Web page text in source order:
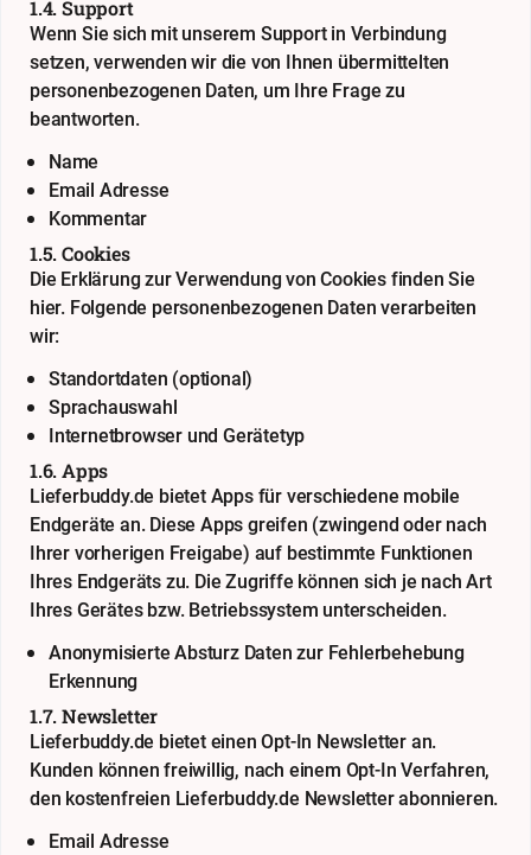
1.4. Support
Wenn Sie sich mit unserem Support in Verbindung
setzen, verwenden wir die von Ihnen übermittelten
personenbezogenen Daten, um Ihre Frage zu
beantworten.
Name
Email Adresse
Kommentar
1.5. Cookies
Die Erklärung zur Verwendung von Cookies finden Sie
hier. Folgende personenbezogenen Daten verarbeiten
wir:
Standortdaten (optional)
Sprachauswahl
Internetbrowser und Gerätetyp
1.6. Apps
Lieferbuddy.de bietet Apps für verschiedene mobile
Endgeräte an. Diese Apps greifen (zwingend oder nach
Ihrer vorherigen Freigabe) auf bestimmte Funktionen
Ihres Endgeräts zu. Die Zugriffe können sich je nach Art
Ihres Gerätes bzw. Betriebssystem unterscheiden.
Anonymisierte Absturz Daten zur Fehlerbehebung
Erkennung
1.7. Newsletter
Lieferbuddy.de bietet einen Opt-In Newsletter an.
Kunden können freiwillig, nach einem Opt-In Verfahren,
den kostenfreien Lieferbuddy.de Newsletter abonnieren.
Email Adresse